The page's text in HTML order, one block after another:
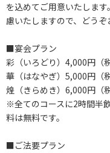
を込めてご用意いたしま
慮いたしますので、どうぞ
■宴会プラン
彩（いろどり）4,000円（税
華（はなやぎ）5,000円（税
煌（きらめき）6,000円（税
※全てのコースに2時間半
料は無料です。
■ご法要プラン